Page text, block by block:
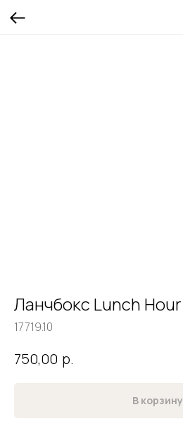
Ланчбокс Lunch Hour
17719.10
750,00 р.
В корзину